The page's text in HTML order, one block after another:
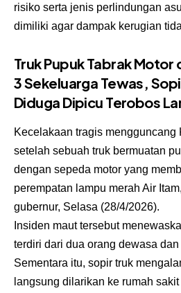
risiko serta jenis perlindungan
dimiliki agar dampak kerugian
Truk Pupuk Tabrak Motor
3 Sekeluarga Tewas,
Diduga Dipicu Terobos
Kecelakaan tragis mengguncang
setelah sebuah truk bermuatan
dengan sepeda motor yang
perempatan lampu merah Air
gubernur, Selasa (28/4/2026).
Insiden maut tersebut
terdiri dari dua orang dewasa
Sementara itu, sopir truk
langsung dilarikan ke rumah